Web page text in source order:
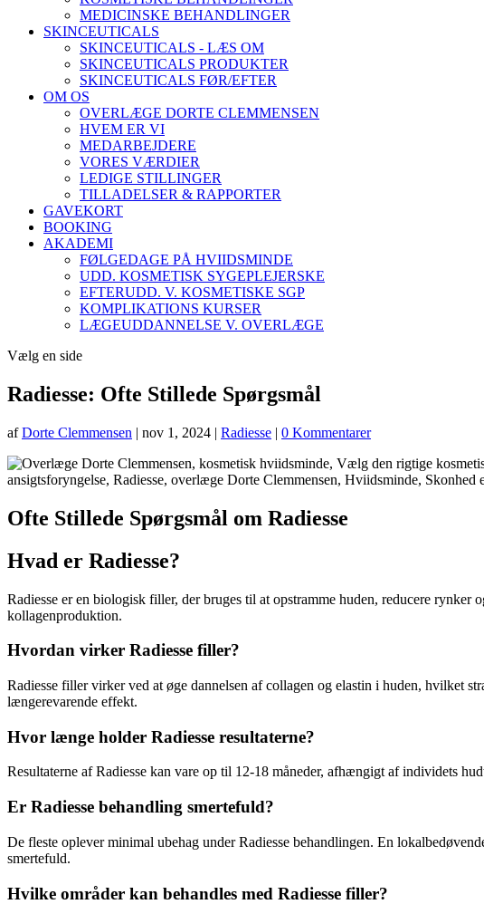
MEDICINSKE BEHANDLINGER
SKINCEUTICALS
SKINCEUTICALS - LÆS OM
SKINCEUTICALS PRODUKTER
SKINCEUTICALS FØR/EFTER
OM OS
OVERLÆGE DORTE CLEMMENSEN
HVEM ER VI
MEDARBEJDERE
VORES VÆRDIER
LEDIGE STILLINGER
TILLADELSER & RAPPORTER
GAVEKORT
BOOKING
AKADEMI
FØLGEDAGE PÅ HVIIDSMINDE
UDD. KOSMETISK SYGEPLEJERSKE
EFTERUDD. V. KOSMETISKE SGP
KOMPLIKATIONS KURSER
LÆGEUDDANNELSE V. OVERLÆGE
Vælg en side
Radiesse: Ofte Stillede Spørgsmål
afDorte Clemmensen | nov 1, 2024 | Radiesse | 0 Kommentarer
Ofte Stillede Spørgsmål om Radiesse
Hvad er Radiesse?
Radiesse er en biologisk filler, der bruges til at opstramme huden, reducere
kollagenproduktion.
Hvordan virker Radiesse filler?
Radiesse filler virker ved at øge dannelsen af collagen og elastin i huden, hvilket
længerevarende effekt.
Hvor længe holder Radiesse resultaterne?
Resultaterne af Radiesse kan vare op til 12-18 måneder, afhængigt af individets
Er Radiesse behandling smertefuld?
De fleste oplever minimal ubehag under Radiesse behandlingen. En
smertefuld.
Hvilke områder kan behandles med Radiesse filler?